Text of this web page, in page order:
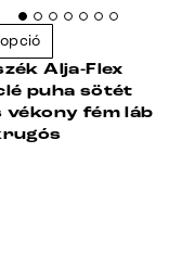
Alja-Flex
puha sötét
vékony fém láb